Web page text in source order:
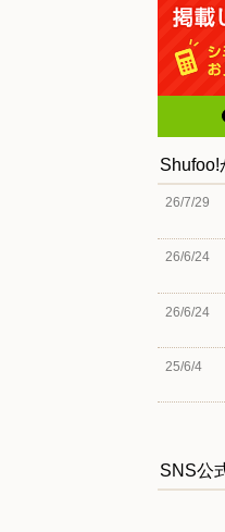
Shufoo!
26/7/29
26/6/24
26/6/24
25/6/4
SNS公